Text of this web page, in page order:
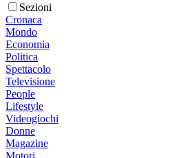
Sezioni
Cronaca
Mondo
Economia
Politica
Spettacolo
Televisione
People
Lifestyle
Videogiochi
Donne
Magazine
Motori